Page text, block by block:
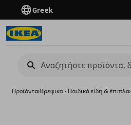
Greek
Προϊόντα›Βρεφικά - Παιδικά είδη & έπιπλα›